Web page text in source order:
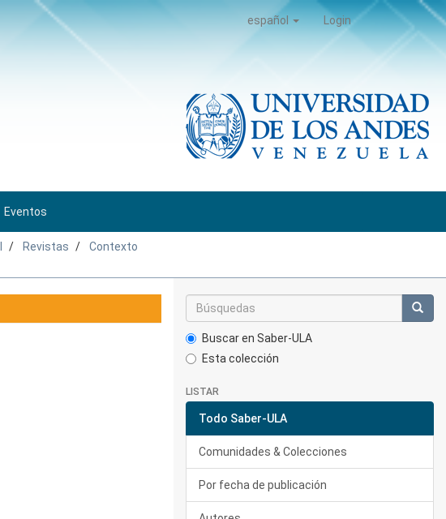
español Login
Eventos
Revistas
Contexto
Buscar en Saber-ULA
Esta colección
LISTAR
Todo Saber-ULA
Comunidades & Colecciones
Por fecha de publicación